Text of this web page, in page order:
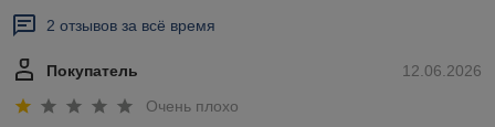
2 отзывов за всё время
12.06.2026
Покупатель
Очень плохо